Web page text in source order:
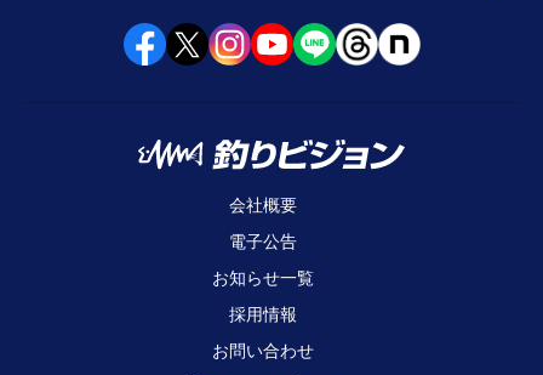
会社概要
電子公告
お知らせ一覧
採用情報
お問い合わせ